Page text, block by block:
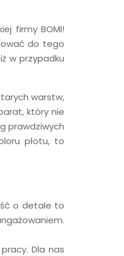
firmy BOMI!
do tego
w przypadku
warstw,
który nie
prawdziwych
płotu, to
o detale to
Dla nas